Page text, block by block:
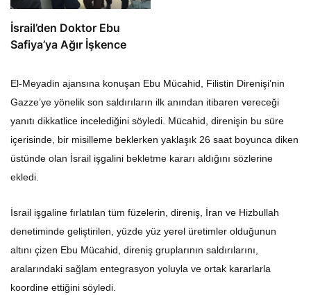
İsrail’den Doktor Ebu
Safiya’ya Ağır İşkence
El-Meyadin ajansına konuşan Ebu Mücahid, Filistin Direnişi’nin
Gazze’ye yönelik son saldırıların ilk anından itibaren vereceği
yanıtı dikkatlice incelediğini söyledi. Mücahid, direnişin bu süre
içerisinde, bir misilleme beklerken yaklaşık 26 saat boyunca diken
üstünde olan İsrail işgalini bekletme kararı aldığını sözlerine
ekledi.
İsrail işgaline fırlatılan tüm füzelerin, direniş, İran ve Hizbullah
denetiminde geliştirilen, yüzde yüz yerel üretimler olduğunun
altını çizen Ebu Mücahid, direniş gruplarının saldırılarını,
aralarındaki sağlam entegrasyon yoluyla ve ortak kararlarla
koordine ettiğini söyledi.